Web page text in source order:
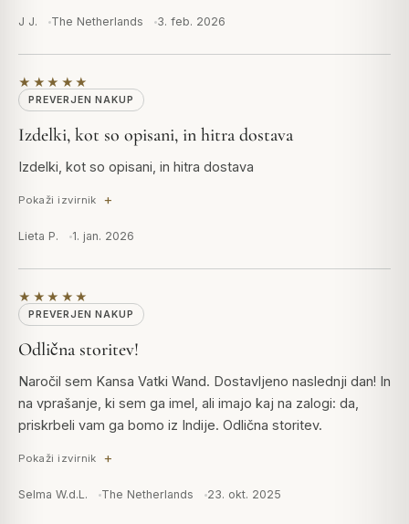
J J. The Netherlands 3. feb. 2026
★★★★★
PREVERJEN NAKUP
Izdelki, kot so opisani, in hitra dostava
Izdelki, kot so opisani, in hitra dostava
Pokaži izvirnik
Lieta P. 1. jan. 2026
★★★★★
PREVERJEN NAKUP
Odlična storitev!
Naročil sem Kansa Vatki Wand. Dostavljeno naslednji dan! In
na vprašanje, ki sem ga imel, ali imajo kaj na zalogi: da,
priskrbeli vam ga bomo iz Indije. Odlična storitev.
Pokaži izvirnik
Selma W.d.L. The Netherlands 23. okt. 2025